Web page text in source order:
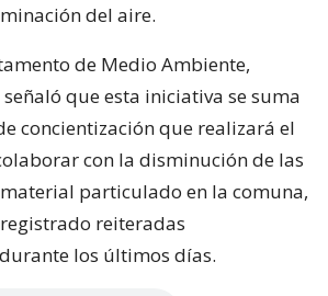
del aire.
de Medio Ambiente,
señaló que esta iniciativa se suma
concientización que realizará el
con la disminución de las
particulado en la comuna,
reiteradas
los últimos días.